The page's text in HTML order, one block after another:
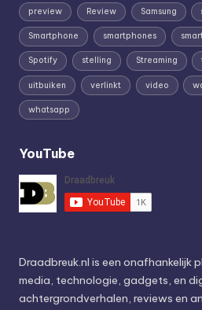
preview Review Samsung
Smartphone smartphones
Spotify stelling Streaming
uitbuiken verlinkt video
whatsapp
YouTube
Draadbreuk.nl is een onafhankelijk
media, technologie, gadgets, en
achtergrondverhalen, reviews en